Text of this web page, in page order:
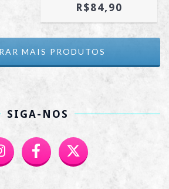
R$84,90
MAIS PRODUTOS
SIGA-NOS